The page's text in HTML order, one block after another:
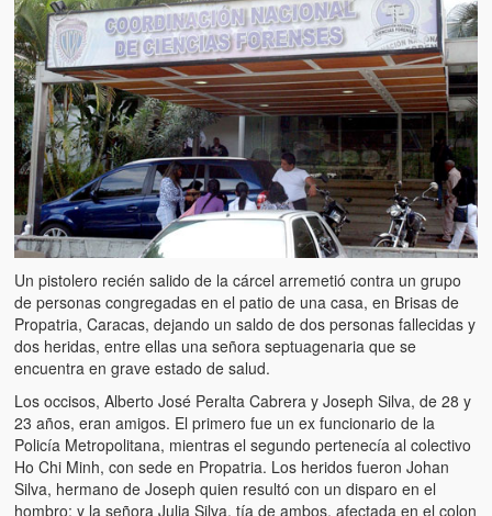
El Tipo y los Rojos en Los Teques (The Jerk and the Reds in
Teques)
Hablé con Chavistas (I spoke with chavistas)
La burla del Chavez “tan amante de los niños” (The mockery of
Chavez “such a children lover”)
Los niños de las calles de Venezuela (Children of the streets of
Venezuela)
Luis y El Mono… en armas (Luis and El Mono… armed)
Puente Llaguno, Miraflores… ¿y Lina?
Radio Emisoras y canales de televisión clausurados por el
de Chávez hasta el 2009
Victimas del 11 de abril de 2002
Víctimas del régimen dictatorial de Chávez desde que tomó el
poder hasta el 31 de diciembre de 2009
Un pistolero recién salido de la cárcel arremetió contra un grupo
de personas congregadas en el patio de una casa, en Brisas de
Propatria, Caracas, dejando un saldo de dos personas fallecidas y
dos heridas, entre ellas una señora septuagenaria que se
encuentra en grave estado de salud.
Los occisos, Alberto José Peralta Cabrera y Joseph Silva, de 28 y
23 años, eran amigos. El primero fue un ex funcionario de la
Policía Metropolitana, mientras el segundo pertenecía al colectivo
Ho Chi Minh, con sede en Propatria. Los heridos fueron Johan
Silva, hermano de Joseph quien resultó con un disparo en el
hombro; y la señora Julia Silva, tía de ambos, afectada en el colon